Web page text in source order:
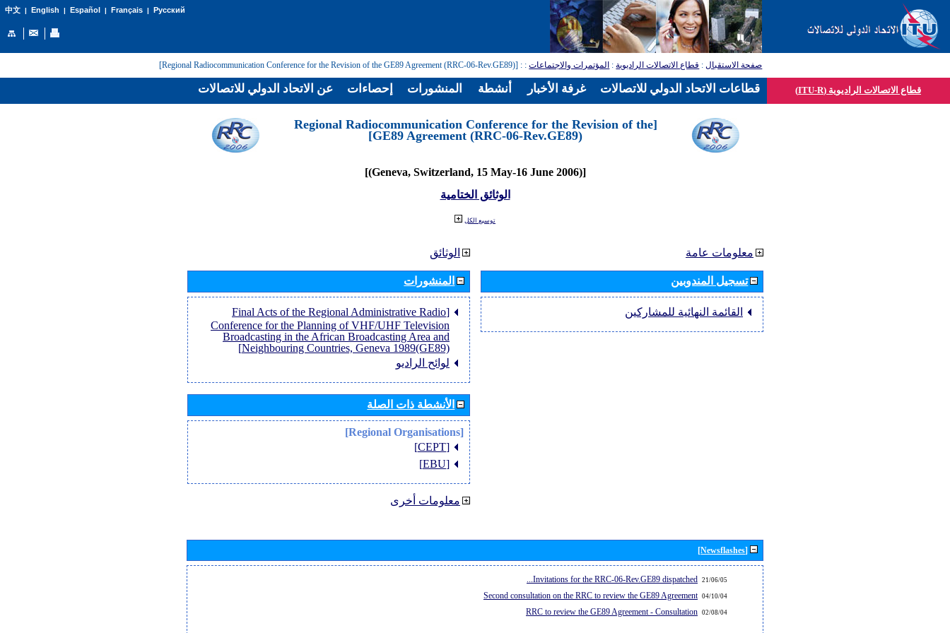
中文| English | Español | Français| Русский
صفحة الاستقبال: قطاع الاتصالات الراديوية: المؤتمرات والاجتماعات:
: [Regional Radiocommunication Conference for the Revision of the GE89 Agreement (RRC-06-Rev.GE89)]
قطاع الاتصالات الراديوية (ITU-R)
[Regional Radiocommunication Conference for the Revision of the
GE89 Agreement (RRC-06-Rev.GE89)]
[(Geneva, Switzerland, 15 May-16 June 2006)]
الوثائق الختامية
توسيع الكل
الوثائق
المنشورات
[Final Acts of the Regional Administrative Radio
Conference for the Planning of VHF/UHF Television
Broadcasting in the African Broadcasting Area and
Neighbouring Countries, Geneva 1989(GE89)]
لوائح الراديو
الأنشطة ذات الصلة
[Regional Organisations]
[CEPT]
[EBU]
معلومات أخرى
معلومات عامة
تسجيل المندوبين
القائمة النهائية للمشاركين
[Newsflashes]
21/06/05
Invitations for the RRC-06-Rev.GE89 dispatched...
04/10/04
Second consultation on the RRC to review the GE89 Agreement
02/08/04
RRC to review the GE89 Agreement - Consultation
عن الاتحاد الدولي للاتصالات إحصاءات المنشورات أنشطة غرفة الأخبار قطاعات الاتحاد الدولي للاتصالات